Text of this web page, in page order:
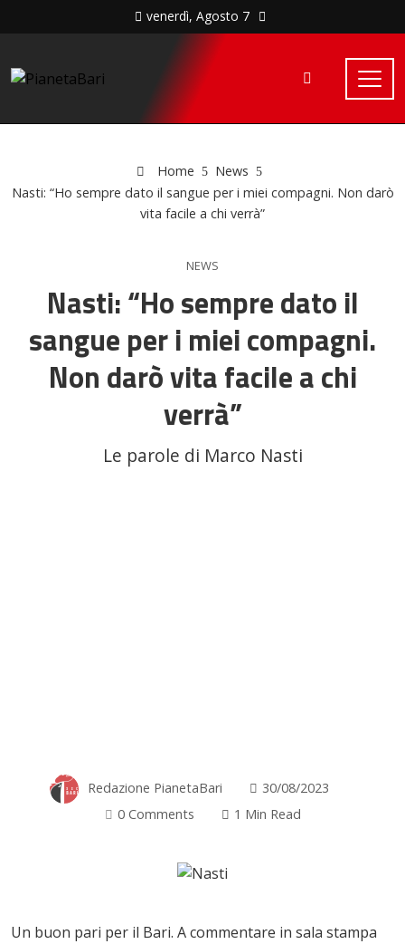
venerdì, Agosto 7
Home
News
Nasti: “Ho sempre dato il sangue per i miei compagni. Non darò
vita facile a chi verrà”
NEWS
Nasti: “Ho sempre dato il
sangue per i miei compagni.
Non darò vita facile a chi
verrà”
Le parole di Marco Nasti
Redazione PianetaBari
30/08/2023
0 Comments
1 Min Read
Un buon pari per il Bari. A commentare in sala stampa